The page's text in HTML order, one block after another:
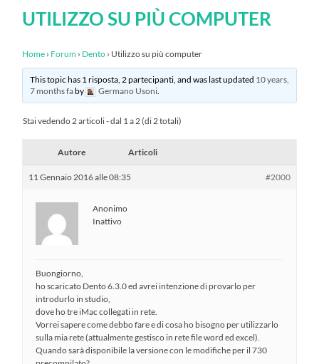
dispositivi
UTILIZZO SU PIÙ COMPUTER
Home › Forum › Dento › Utilizzo su più computer
This topic has 1 risposta, 2 partecipanti, and was last updated 10 years,
7 months faby Germano Usoni.
Stai vedendo 2 articoli - dal 1 a 2 (di 2 totali)
Autore Articoli
11 Gennaio 2016 alle 08:35 #2000
Anonimo
Inattivo
Buongiorno,
ho scaricato Dento 6.3.0 ed avrei intenzione di provarlo per
introdurlo in studio,
dove ho tre iMac collegati in rete.
Vorrei sapere come debbo fare e di cosa ho bisogno per utilizzarlo
sulla mia rete (attualmente gestisco in rete file word ed excel).
Quando sarà disponibile la versione con le modifiche per il 730